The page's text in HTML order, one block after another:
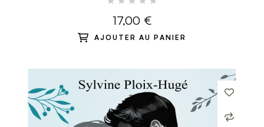
17,00 €
AJOUTER AU PANIER